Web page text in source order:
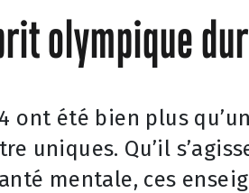
olympique
ont été bien plus
uniques. Qu’il
mentale, ces